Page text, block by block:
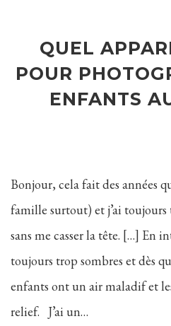
QUEL
POUR
ENFANTS
Bonjour, cela fait des années
famille surtout) et j’ai
sans me casser la tête. […] En
toujours trop sombres et dès
enfants ont un air maladif et
relief. J’ai un…